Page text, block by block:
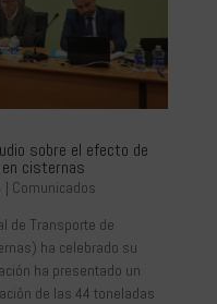
sobre el efecto de
cisternas
| Comunicados
de Transporte de
ha celebrado su
ha presentado un
de las 44 toneladas